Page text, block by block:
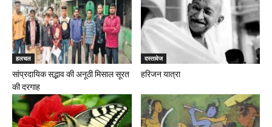
हलचल
सांप्रदायिक सद्भाव की अनूठी मिसाल सूरत
की दरगाह
दस्तावेज
हरिजन यात्रा